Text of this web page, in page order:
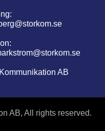
AB
AB, All rights reserved.